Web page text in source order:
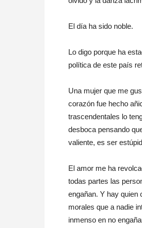
El día ha sido noble.
Lo digo porque ha
política de este país
Una mujer que me
corazón fue hecho
trascendentales lo
desboca pensando
valiente, es ser
El amor me ha
todas partes las
engañan. Y hay quien
morales que a nadie
inmenso en no